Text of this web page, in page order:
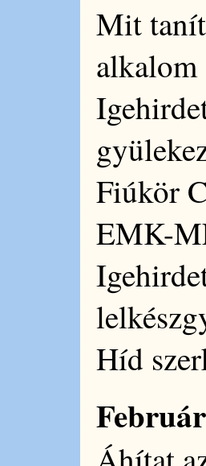
Mit
alkalom
Fiúkör
EMK-
Híd
Február